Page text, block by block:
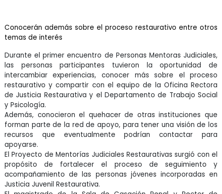
Conocerán además sobre el proceso restaurativo entre otros
temas de interés
Durante el primer encuentro de Personas Mentoras Judiciales,
las personas participantes tuvieron la oportunidad de
intercambiar experiencias, conocer más sobre el proceso
restaurativo y compartir con el equipo de la Oficina Rectora
de Justicia Restaurativa y el Departamento de Trabajo Social
y Psicología.
Además, conocieron el quehacer de otras instituciones que
forman parte de la red de apoyo, para tener una visión de los
recursos que eventualmente podrían contactar para
apoyarse.
El Proyecto de Mentorías Judiciales Restaurativas surgió con el
propósito de fortalecer el proceso de seguimiento y
acompañamiento de las personas jóvenes incorporadas en
Justicia Juvenil Restaurativa.